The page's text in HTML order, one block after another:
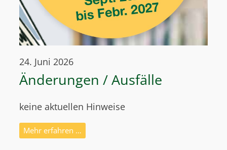
24. Juni 2026
Änderungen / Ausfälle
keine aktuellen Hinweise
Mehr erfahren …